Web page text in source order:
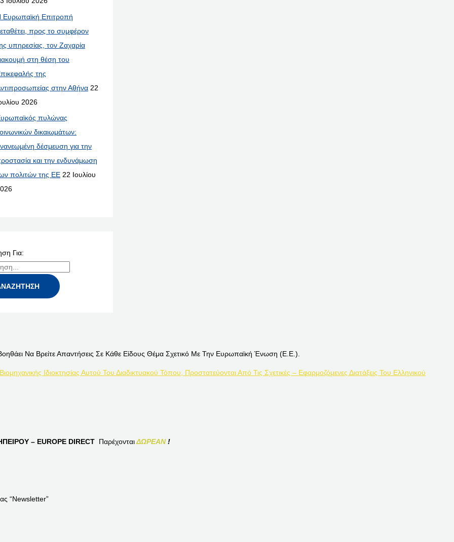
Ευρωπαϊκή Επιτροπή
προς το συμφέρον
υπηρεσίας, τον Ζαχαρία
στη θέση του
της
στην Αθήνα 22
2026
πυλώνας
δικαιωμάτων:
δέσμευση για την
και την ενδυνάμωση
πολιτών της ΕΕ 22 Ιουλίου
Για:
Να Βρείτε Απαντήσεις Σε Κάθε Είδους Θέμα Σχετικό Με Την Ευρωπαϊκή Ένωση (Ε.Ε.).
Ιδιοκτησίας Αυτού Του Διαδικτυακού Τόπου, Προστατεύονται Από Τις Σχετικές – Εφαρμοζόμενες Διατάξεις Του Ελληνικού
– EUROPE DIRECT ΠαρέχονταιΔΩΡΕΑΝ!
“Newsletter”